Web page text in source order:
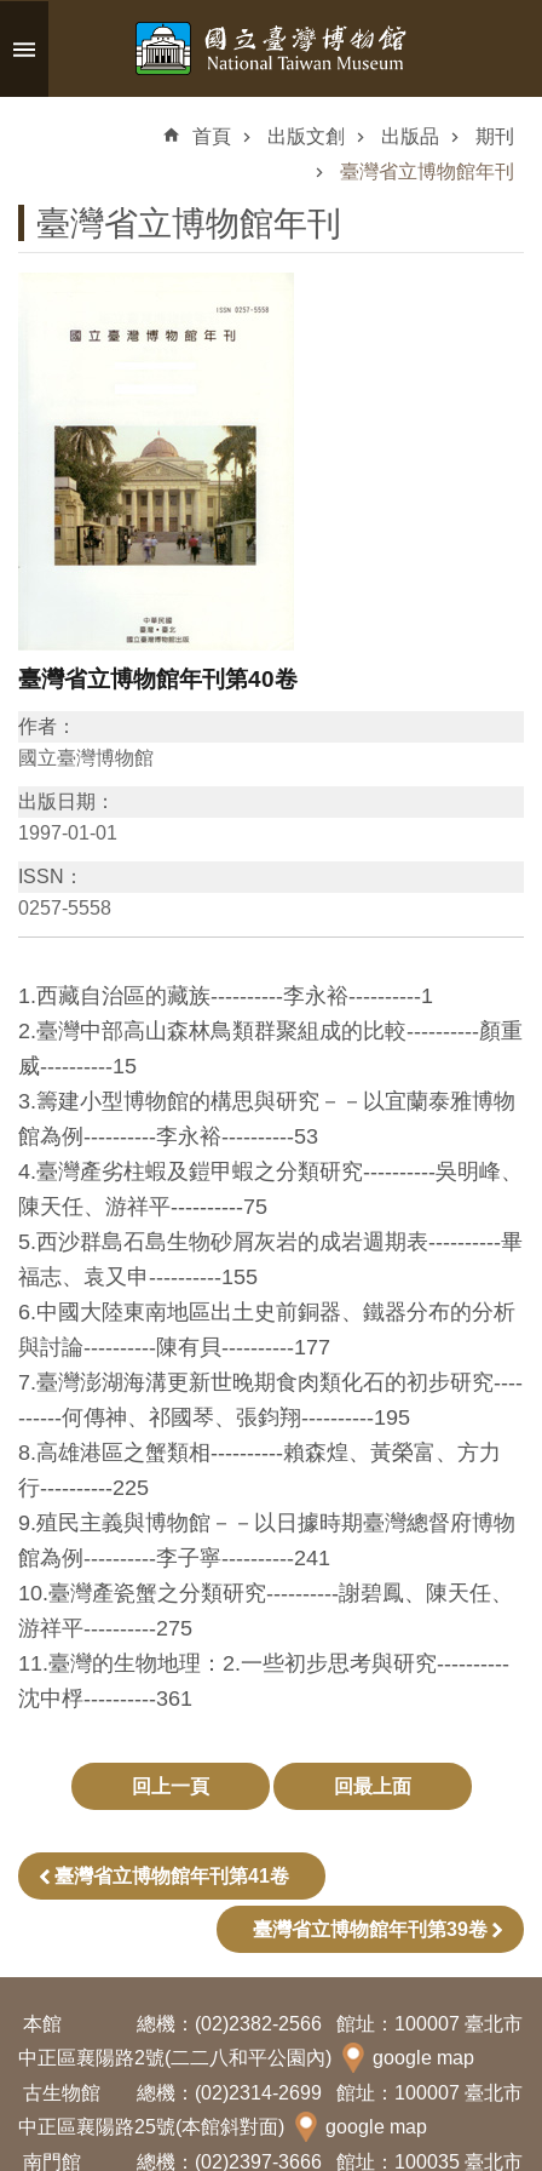
跳到主要內容區塊
展
覽
資
訊
教
育
活
動
出
版
文
創
典
藏
研
究
便
民
務
政
府
開
訊
權
與
全
宣
告
首頁 出版文創 出版品
期刊
臺灣省立博物館年刊
臺灣省立博物館年刊
臺灣省立博物館年刊第40卷
作者：
國立臺灣博物館
出版日期：
1997-01-01
ISSN：
0257-5558
1.西藏自治區的藏族----------李永裕----------1
2.臺灣中部高山森林鳥類群聚組成的比較----------顏重
威----------15
3.籌建小型博物館的構思與研究－－以宜蘭泰雅博物
館為例----------李永裕----------53
4.臺灣產劣柱蝦及鎧甲蝦之分類研究----------吳明峰、
陳天任、游祥平----------75
5.西沙群島石島生物砂屑灰岩的成岩週期表----------畢
福志、袁又申----------155
6.中國大陸東南地區出土史前銅器、鐵器分布的分析
與討論----------陳有貝----------177
7.臺灣澎湖海溝更新世晚期食肉類化石的初步研究----
------何傳神、祁國琴、張鈞翔----------195
8.高雄港區之蟹類相----------賴森煌、黃榮富、方力
行----------225
9.殖民主義與博物館－－以日據時期臺灣總督府博物
館為例----------李子寧----------241
10.臺灣產瓷蟹之分類研究----------謝碧鳳、陳天任、
游祥平----------275
11.臺灣的生物地理：2.一些初步思考與研究----------
沈中桴----------361
回上一頁 回最上面
臺灣省立博物館年刊第41卷
臺灣省立博物館年刊第39卷
本館 總機：(02)2382-2566
館址：100007 臺北市
中正區襄陽路2號(二二八和平公園內)
google map
古生物館
總機：(02)2314-2699
館址：100007 臺北市
中正區襄陽路25號(本館斜對面)
google map
南門館
總機：(02)2397-3666 館址：100035 臺北市